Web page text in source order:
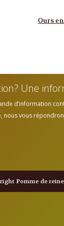
Ours
Une
d’information
nous vous
Pomme de